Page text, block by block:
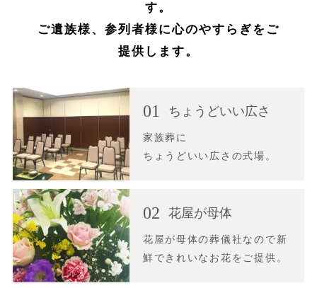
す。
ご遺族様、参列者様に心のやすらぎをご
提供します。
01 ちょうどいい広さ
家族葬に
ちょうどいい広さの式場。
02 花屋が母体
花屋が母体の葬儀社なので新
鮮できれいなお花をご提供。